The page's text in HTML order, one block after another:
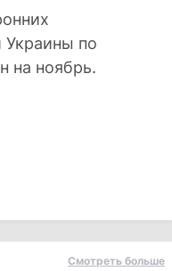
Украины по
на ноябрь.
Смотреть больше